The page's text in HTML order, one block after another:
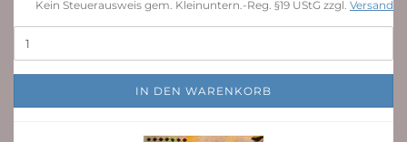
Kein Steuerausweis gem. Kleinuntern.-Reg. §19 UStG zzgl. Versand
IN DEN WARENKORB